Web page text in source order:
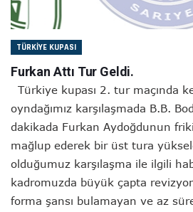
TÜRKIYE KUPASI
Furkan Attı Tur Geldi.
Türkiye kupası 2. tur maçında
oyndağımız karşılaşmada B.B.
dakikada Furkan Aydoğdunun
mağlup ederek bir üst tura
olduğumuz karşılaşma ile ilgili
kadromuzda büyük çapta
forma şansı bulamayan ve az